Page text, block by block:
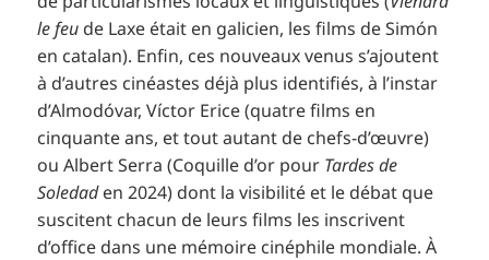
le feu de Laxe était en galicien, les films de Simón
en catalan). Enfin, ces nouveaux venus s’ajoutent
à d’autres cinéastes déjà plus identifiés, à l’instar
d’Almodóvar, Víctor Erice (quatre films en
cinquante ans, et tout autant de chefs-d’œuvre)
ou Albert Serra (Coquille d’or pour Tardes de
Soledaden 2024) dont la visibilité et le débat que
suscitent chacun de leurs films les inscrivent
d’office dans une mémoire cinéphile mondiale. À